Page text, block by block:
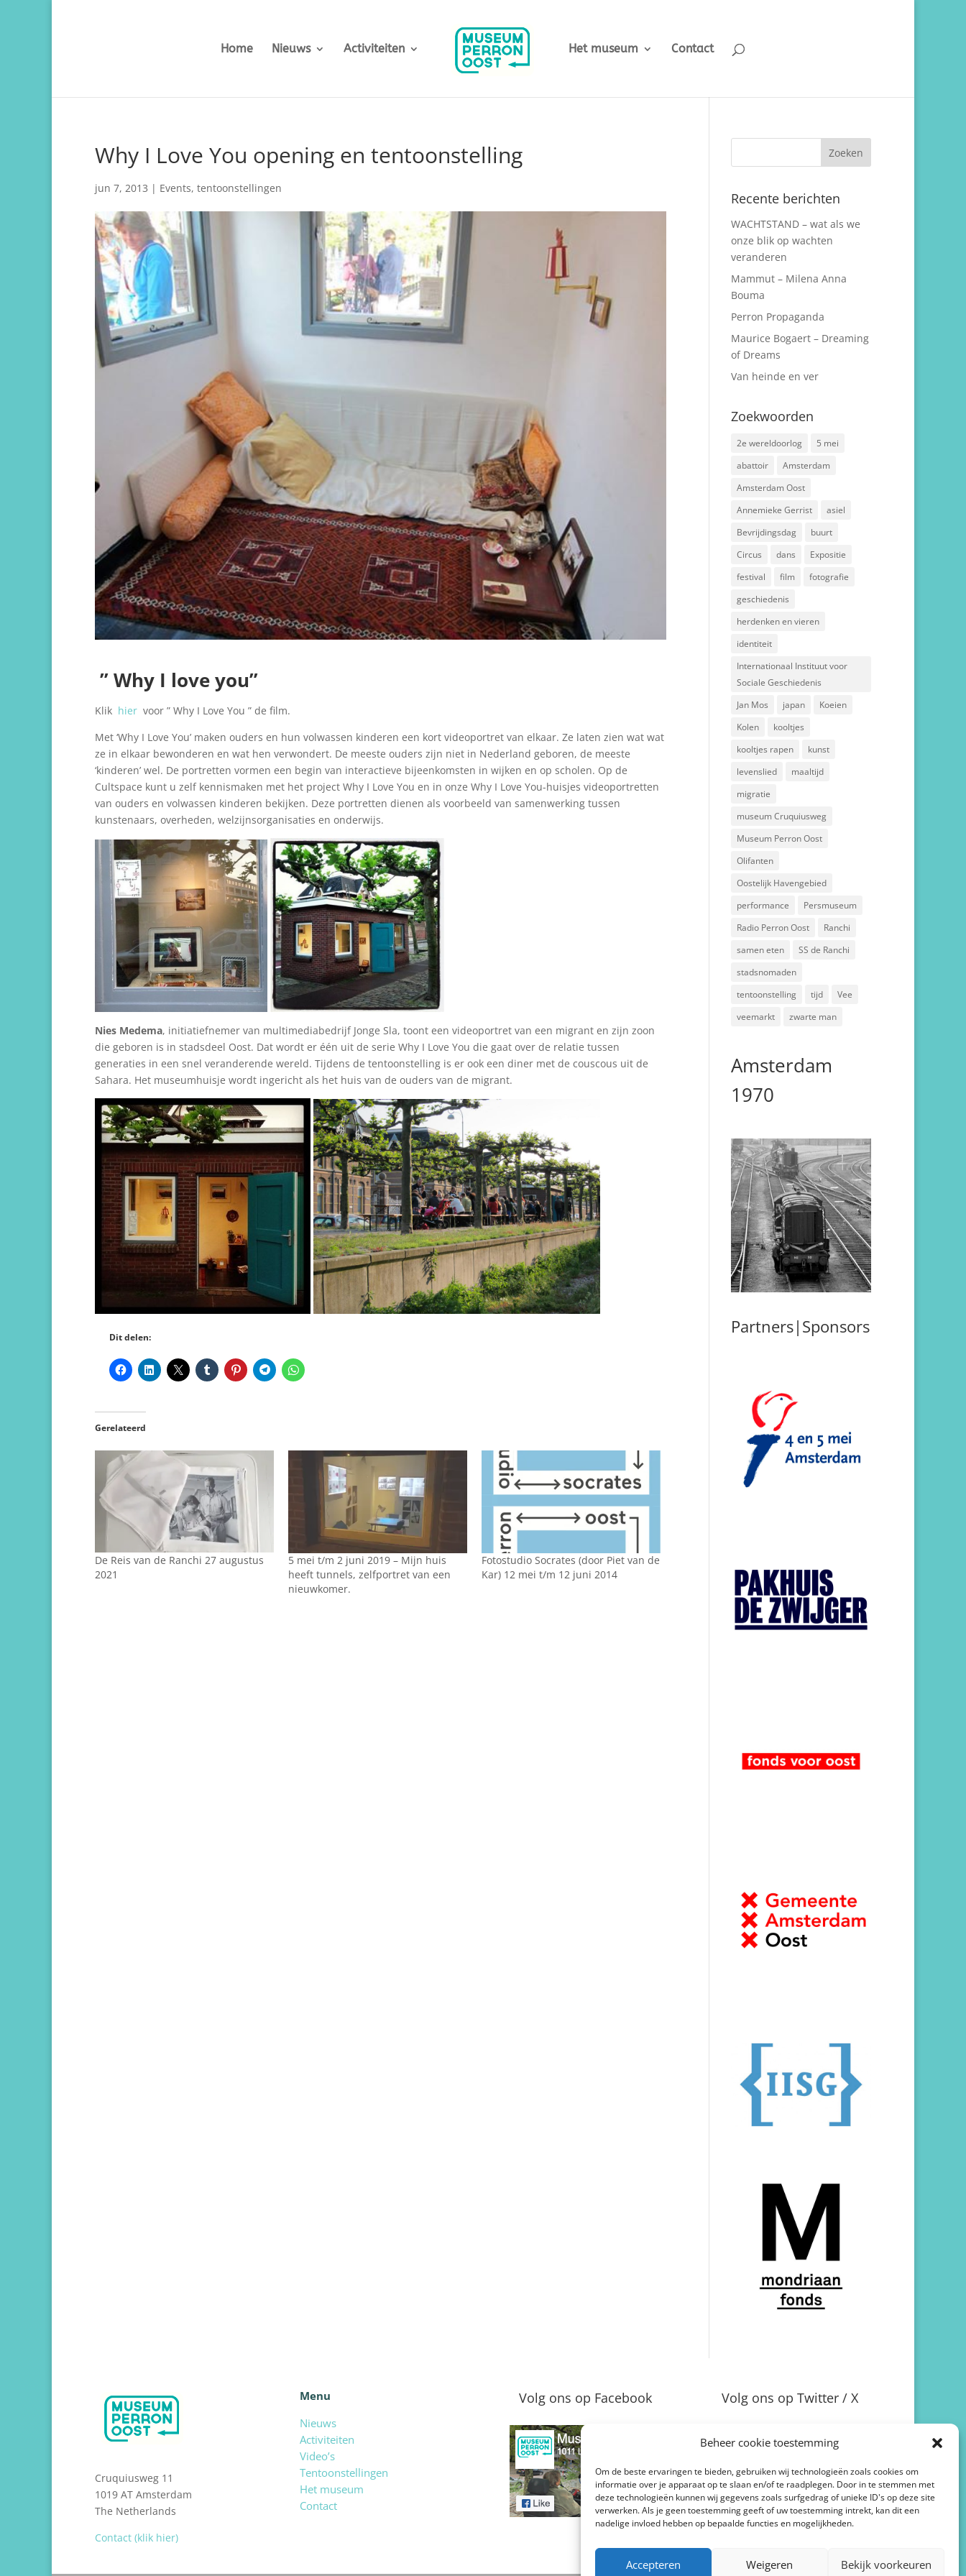
Beheer cookie toestemming
Om de beste ervaringen te bieden, gebruiken wij technologieën zoals cookies om
informatie over je apparaat op te slaan en/of te raadplegen. Door in te stemmen met
deze technologieën kunnen wij gegevens zoals surfgedrag of unieke ID's op deze site
verwerken. Als je geen toestemming geeft of uw toestemming intrekt, kan dit een
nadelige invloed hebben op bepaalde functies en mogelijkheden.
Accepteren Weigeren Bekijk voorkeuren
Home Nieuws Activiteiten Het museum Contact
Why I Love You opening en tentoonstelling
jun 7, 2013 | Events, tentoonstellingen
” Why I love you”
Klik hier voor ” Why I Love You ” de film.
Met ‘Why I Love You’ maken ouders en hun volwassen kinderen een kort videoportret van elkaar. Ze laten zien wat wat
ze in elkaar bewonderen en wat hen verwondert. De meeste ouders zijn niet in Nederland geboren, de meeste
‘kinderen’ wel. De portretten vormen een begin van interactieve bijeenkomsten in wijken en op scholen. Op de
Cultspace kunt u zelf kennismaken met het project Why I Love You en in onze Why I Love You-huisjes videoportretten
van ouders en volwassen kinderen bekijken. Deze portretten dienen als voorbeeld van samenwerking tussen
kunstenaars, overheden, welzijnsorganisaties en onderwijs.
Nies Medema, initiatiefnemer van multimediabedrijf Jonge Sla, toont een videoportret van een migrant en zijn zoon
die geboren is in stadsdeel Oost. Dat wordt er één uit de serie Why I Love You die gaat over de relatie tussen
generaties in een snel veranderende wereld. Tijdens de tentoonstelling is er ook een diner met de couscous uit de
Sahara. Het museumhuisje wordt ingericht als het huis van de ouders van de migrant.
Dit delen:
Gerelateerd
De Reis van de Ranchi 27 augustus
2021
5 mei t/m 2 juni 2019 – Mijn huis
heeft tunnels, zelfportret van een
nieuwkomer.
Fotostudio Socrates (door Piet van de
Kar) 12 mei t/m 12 juni 2014
Recente berichten
WACHTSTAND – wat als we
onze blik op wachten
veranderen
Mammut – Milena Anna
Bouma
Perron Propaganda
Maurice Bogaert – Dreaming
of Dreams
Van heinde en ver
Zoekwoorden
2e wereldoorlog
5 mei
abattoir
Amsterdam
Amsterdam Oost
Annemieke Gerrist
asiel
Bevrijdingsdag
buurt
Circus
dans
Expositie
festival
film
fotografie
geschiedenis
herdenken en vieren
identiteit
Internationaal Instituut voor
Sociale Geschiedenis
Jan Mos
japan
Koeien
Kolen
kooltjes
kooltjes rapen
kunst
levenslied
maaltijd
migratie
museum Cruquiusweg
Museum Perron Oost
Olifanten
Oostelijk Havengebied
performance
Persmuseum
Radio Perron Oost
Ranchi
samen eten
SS de Ranchi
stadsnomaden
tentoonstelling
tijd
Vee
veemarkt
zwarte man
Amsterdam
1970
Partners|Sponsors
Cruquiusweg 11
1019 AT Amsterdam
The Netherlands
Contact (klik hier)
Menu
Nieuws
Activiteiten
Video’s
Tentoonstellingen
Het museum
Contact
Volg ons op Facebook Volg ons op Twitter / X